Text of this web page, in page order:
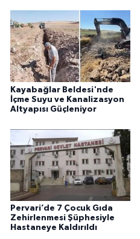
Kayabağlar Beldesi'nde
İçme Suyu ve Kanalizasyon
Altyapısı Güçleniyor
Pervari’de 7 Çocuk Gıda
Zehirlenmesi Şüphesiyle
Hastaneye Kaldırıldı